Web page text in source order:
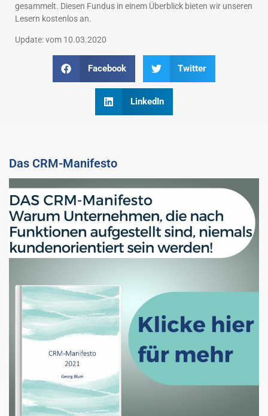
gesammelt. Diesen Fundus in einem Überblick bieten wir unseren
Lesern kostenlos an.
Update: vom 10.03.2020
Facebook Twitter
LinkedIn
Das CRM-Manifesto